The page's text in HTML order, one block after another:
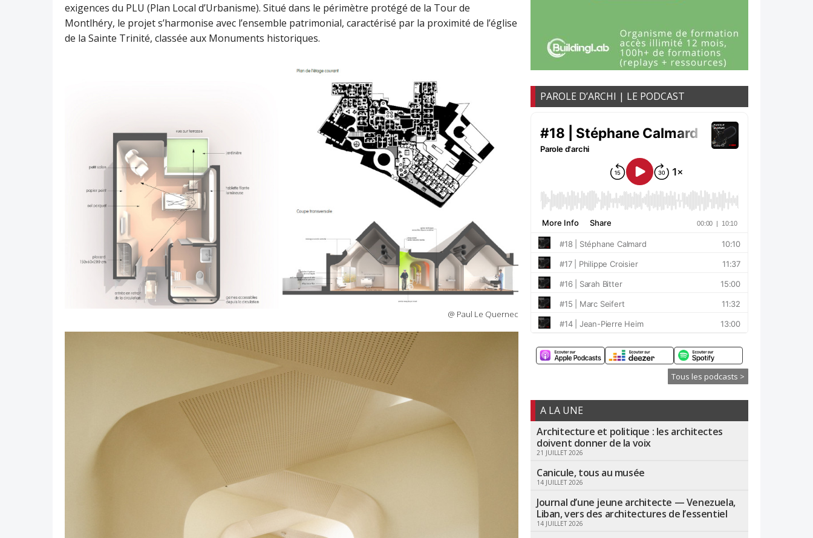
exigences du PLU (Plan Local d’Urbanisme). Situé dans le périmètre protégé de la Tour de
Montlhéry, le projet s’harmonise avec l’ensemble patrimonial, caractérisé par la proximité de l’église
de la Sainte Trinité, classée aux Monuments historiques.
@ Paul Le Quernec
PAROLE D’ARCHI | LE PODCAST
Tous les podcasts >
A LA UNE
Architecture et politique : les architectes
doivent donner de la voix
21 JUILLET 2026
Canicule, tous au musée
14 JUILLET 2026
Journal d’une jeune architecte — Venezuela,
Liban, vers des architectures de l’essentiel
14 JUILLET 2026